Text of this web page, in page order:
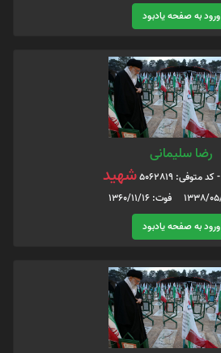
ورود به صفحه یادبود
رضا سلیمانی
شهید
ورود به صفحه یادبود